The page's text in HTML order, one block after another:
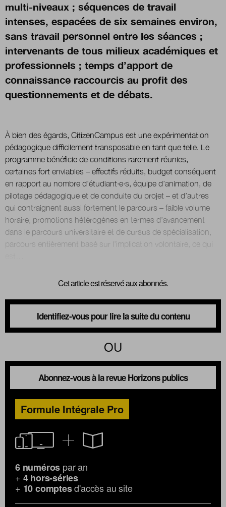
Newsletter
Renseignez votre email afin de suivre l'actualité de la
transformation publique.
Nous suivre sur Twittersur
multi-niveaux ; séquences de travail
intenses, espacées de six semaines environ,
sans travail personnel entre les séances ;
intervenants de tous milieux académiques et
professionnels ; temps d’apport de
connaissance raccourcis au profit des
questionnements et de débats.
À bien des égards, CitizenCampus est une expérimentation
pédagogique difficilement transposable en tant que telle. Le
programme bénéficie de conditions rarement réunies,
certaines fort enviables – effectifs réduits, budget conséquent
en rapport au nombre d’étudiant·e·s, équipe d’animation, de
pilotage pédagogique et de conduite du projet – et d’autres
qui contraignent aussi fortement le parcours – faible volume
horaire, promotions hétérogènes en termes d’avancement
dans le parcours universitaire et de cursus de spécialisation,
parcours entièrement basé sur l’implication volontaire, ce qui
Cet article est réservé aux abonnés.
Identifiez-vous pour lire la suite du contenu
OU
Abonnez-vous à la revue Horizons publics
Formule Intégrale Pro
6 numéros par an
+ 4 hors-séries
+ 10 comptesd'accès au site